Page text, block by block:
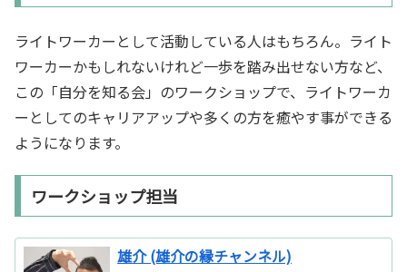
ライトワーカーとして活動している人はもちろん。ライト
ワーカーかもしれないけれど一歩を踏み出せない方など、
この「自分を知る会」のワークショップで、ライトワーカ
ーとしてのキャリアアップや多くの方を癒やす事ができる
ようになります。
ワークショップ担当
雄介 (雄介の縁チャンネル)